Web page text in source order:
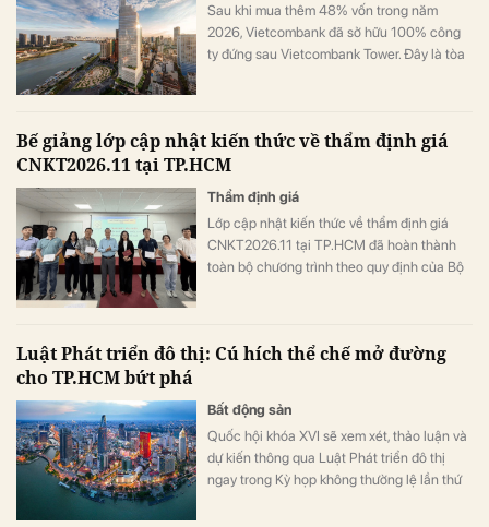
Sau khi mua thêm 48% vốn trong năm
2026, Vietcombank đã sở hữu 100% công
ty đứng sau Vietcombank Tower. Đây là tòa
Bế giảng lớp cập nhật kiến thức về thẩm định giá
CNKT2026.11 tại TP.HCM
Thẩm định giá
Lớp cập nhật kiến thức về thẩm định giá
CNKT2026.11 tại TP.HCM đã hoàn thành
toàn bộ chương trình theo quy định của Bộ
Luật Phát triển đô thị: Cú hích thể chế mở đường
cho TP.HCM bứt phá
Bất động sản
Quốc hội khóa XVI sẽ xem xét, thảo luận và
dự kiến thông qua Luật Phát triển đô thị
ngay trong Kỳ họp không thường lệ lần thứ